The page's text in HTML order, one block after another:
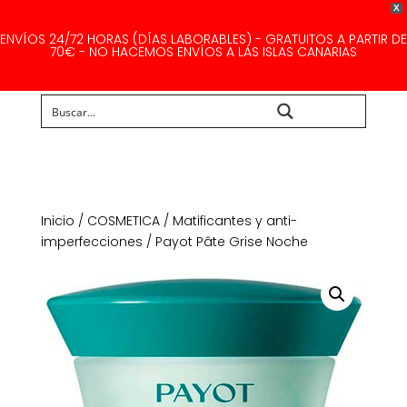
X
ENVÍOS 24/72 HORAS (DÍAS LABORABLES) - GRATUITOS A PARTIR DE
70€ - NO HACEMOS ENVÍOS A LAS ISLAS CANARIAS
Inicio / COSMETICA/ Matificantes y anti-
imperfecciones / Payot Pâte Grise Noche